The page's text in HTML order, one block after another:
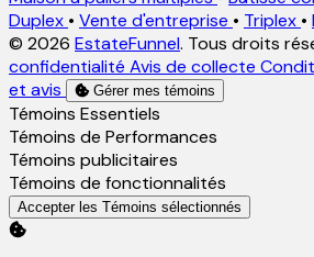
Duplex • Vente d'entreprise • Triplex •
© 2026 EstateFunnel. Tous droits
confidentialité Avis de collecte
et avis
Gérer mes témoins
Activer
Témoins Essentiels
Activer
Témoins de Performances
Activer
Témoins publicitaires
Activer
Témoins de fonctionnalités
Accepter les Témoins sélectionnés